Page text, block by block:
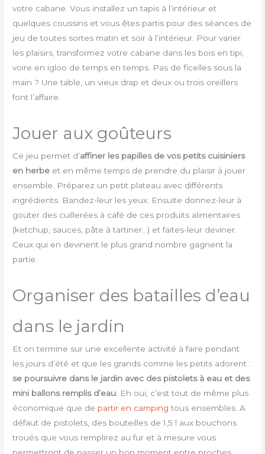
votre cabane. Vous installez un tapis à l’intérieur et
quelques coussins et vous êtes partis pour des séances de
jeu de toutes sortes matin et soir à l’intérieur. Pour varier
les plaisirs, transformez votre cabane dans les bois en tipi,
voire en igloo de temps en temps. Pas de ficelles sous la
main ? Une table, un vieux drap et deux ou trois oreillers
font l’affaire.
Jouer aux goûteurs
Ce jeu permet d’affiner les papilles de vos petits cuisiniers
en herbe et en même temps de prendre du plaisir à jouer
ensemble. Préparez un petit plateau avec différents
ingrédients. Bandez-leur les yeux. Ensuite donnez-leur à
gouter des cuillerées à café de ces produits alimentaires
(ketchup, sauces, pâte à tartiner…) et faites-leur deviner.
Ceux qui en devinent le plus grand nombre gagnent la
partie.
Organiser des batailles d’eau
dans le jardin
Et on termine sur une excellente activité à faire pendant
les jours d’été et que les grands comme les petits adorent :
se poursuivre dans le jardin avec des pistolets à eau et des
mini ballons remplis d’eau . Eh oui, c’est tout de même plus
économique que de partir en camping tous ensembles. A
défaut de pistolets, des bouteilles de 1,5 l aux bouchons
troués que vous remplirez au fur et à mesure vous
permettront de passer un bon moment entre proches.